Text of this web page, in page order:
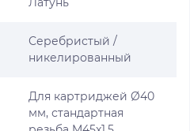
Серебристый /
никелированный
Для картриджей Ø40
мм, стандартная